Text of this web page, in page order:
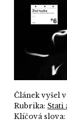
Článek vyšel
Rubrika: Stati
Klíčová slova: